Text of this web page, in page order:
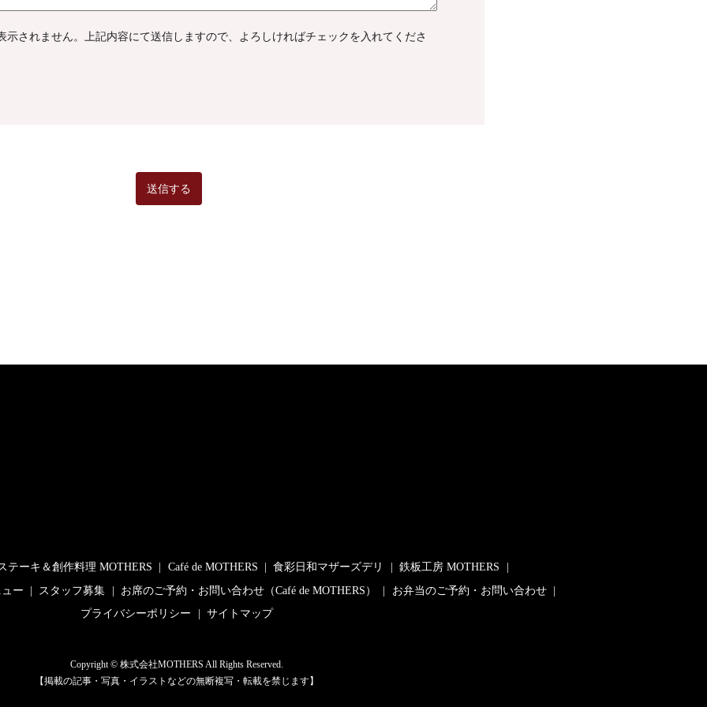
示されません。上記内容にて送信しますので、よろしければチェックを入れてくださ
テーキ＆創作料理 MOTHERS Café de MOTHERS 食彩日和マザーズデリ
鉄板工房 MOTHERS
ー スタッフ募集 お席のご予約・お問い合わせ（Café de MOTHERS）
お弁当のご予約・お問い合わせ
プライバシーポリシー
サイトマップ
Copyright © 株式会社MOTHERS All Rights Reserved.
【掲載の記事・写真・イラストなどの無断複写・転載を禁じます】